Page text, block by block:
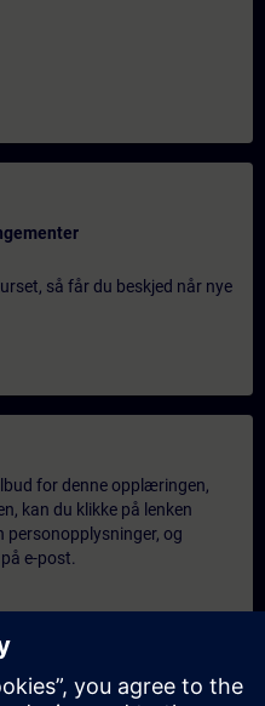
så får du beskjed når nye
for denne opplæringen,
kan du klikke på lenken
personopplysninger, og
e-post.